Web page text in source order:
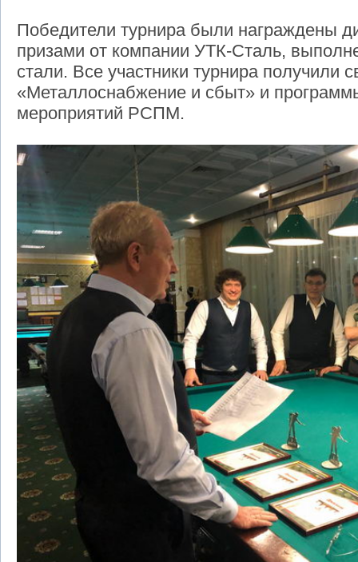
Победители турнира были награждены
призами от компании УТК-Сталь,
стали. Все участники турнира получили
«Металлоснабжение и сбыт» и
мероприятий РСПМ.